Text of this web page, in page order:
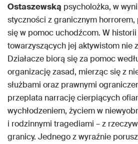
Ostaszewską psycholożka, w
styczności z granicznym horrorem,
się w pomoc uchodźcom. W
towarzyszących jej aktywistom nie
Działacze biorą się za pomoc
organizację zasad, mierząc się z
służbami oraz prawnymi
przeplata narrację cierpiących
wychłodzeniem, życiem w
i rodzinnymi tragediami – z
granicy. Jednego z wyraźnie